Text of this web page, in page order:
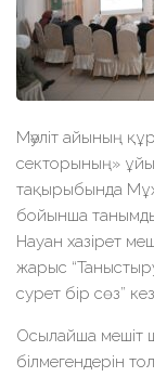
Мәуліт айының
секторының»
тақырыбында
бойынша
Науан хазірет
жарыс
сурет бір сөз”
Осылайша мешіт
білмегендерін